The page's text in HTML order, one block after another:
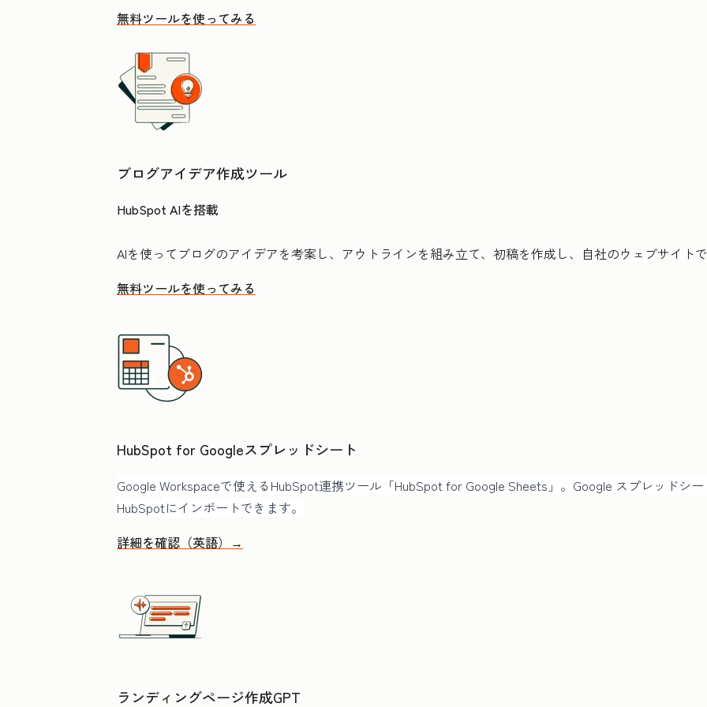
無料ツールを使ってみる
ブログアイデア作成ツール
HubSpot AIを搭載
AIを使ってブログのアイデアを考案し、アウトラインを組み立て、初稿を作成し、自社のウェブサイトで
無料ツールを使ってみる
HubSpot for Googleスプレッドシート
Google Workspaceで使えるHubSpot連携ツール「HubSpot for Google Sheets」。Google スプレッドシ
HubSpotにインポートできます。
詳細を確認（英語）→
ランディングページ作成GPT